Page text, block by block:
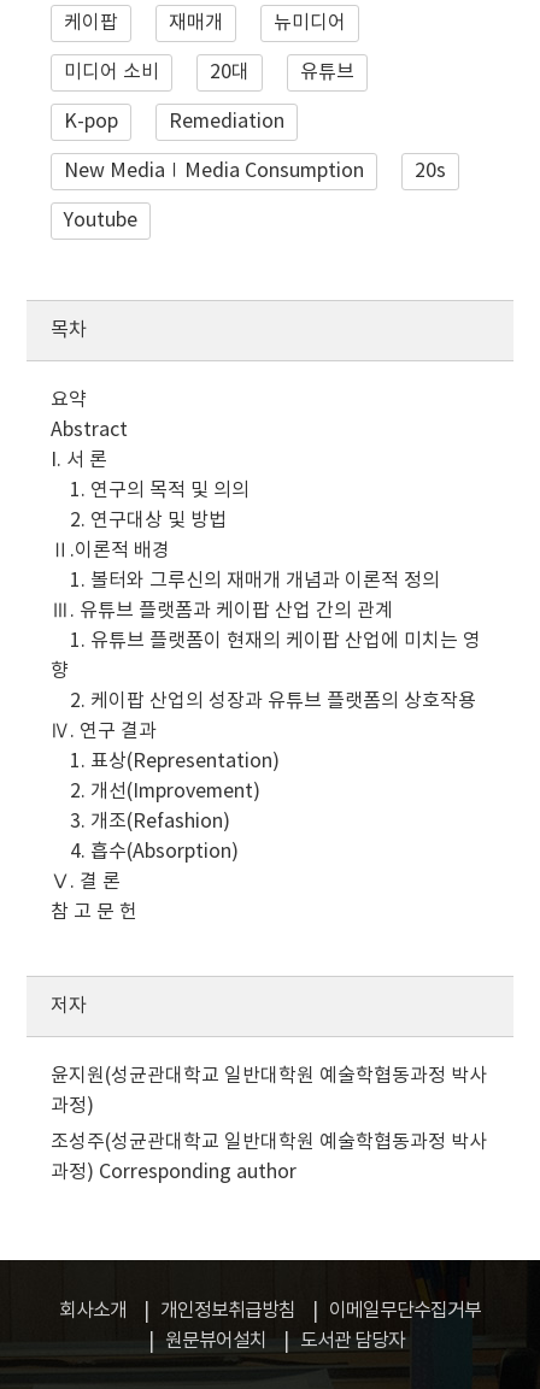
케이팝 재매개 뉴미디어
미디어 소비 20대 유튜브
K-pop Remediation
New Media∣Media Consumption 20s
Youtube
목차
요약
Abstract
I. 서 론
1. 연구의 목적 및 의의
2. 연구대상 및 방법
Ⅱ.이론적 배경
1. 볼터와 그루신의 재매개 개념과 이론적 정의
Ⅲ. 유튜브 플랫폼과 케이팝 산업 간의 관계
1. 유튜브 플랫폼이 현재의 케이팝 산업에 미치는 영
향
2. 케이팝 산업의 성장과 유튜브 플랫폼의 상호작용
Ⅳ. 연구 결과
1. 표상(Representation)
2. 개선(Improvement)
3. 개조(Refashion)
4. 흡수(Absorption)
Ⅴ. 결 론
참 고 문 헌
저자
윤지원(성균관대학교 일반대학원 예술학협동과정 박사
과정)
조성주(성균관대학교 일반대학원 예술학협동과정 박사
과정) Corresponding author
회사소개 개인정보취급방침
이메일무단수집거부
원문뷰어설치
도서관 담당자